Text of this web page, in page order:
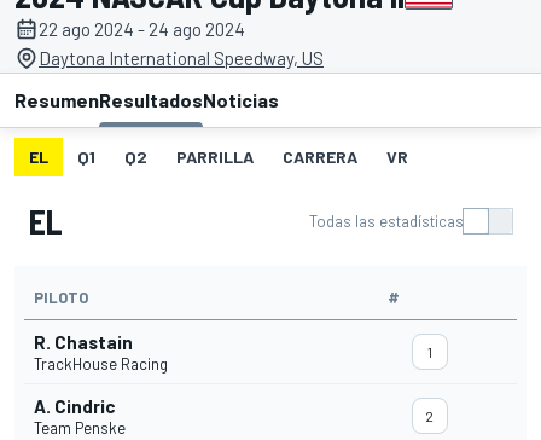
22 ago 2024 - 24 ago 2024
Daytona International Speedway, US
ResumenResultadosNoticias
EL Q1 Q2 PARRILLA CARRERA VR
EL Todas las estadísticas
PILOTO #
R. Chastain
TrackHouse Racing
1
A. Cindric
Team Penske
2